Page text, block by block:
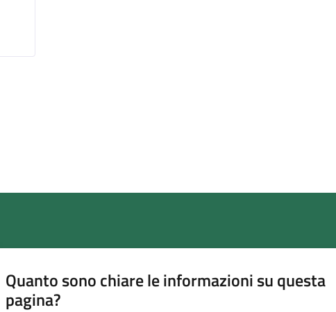
Quanto sono chiare le informazioni su questa
pagina?